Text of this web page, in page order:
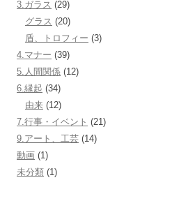
3.ガラス (29)
グラス (20)
盾、トロフィー (3)
4.マナー (39)
5.人間関係 (12)
6.縁起 (34)
由来 (12)
7.行事・イベント (21)
9.アート、工芸 (14)
動画 (1)
未分類 (1)